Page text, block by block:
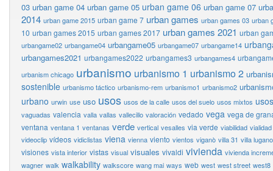
03 urban game 04 urban game 05 urban game 06 urban game 07
2014 urban game 2015 urban game 7 urban games urban games 03 urban
10 urban games 2015 urban games 2017 urban games 2021 urban
urbangame02 urbangame04 urbangame05 urbangame07 urbangame14
urbangames2021 urbangames2022 urbangames3 urbangames4
urbanism chicago urbanismo urbanismo 1 urbanismo 2
sostenible urbanismo táctico urbanismo-rem urbanismo1 urbanismo2
urbano urwin use uso usos usos de la calle usos del suelo usos mixtos
vaguadas valencia valla vallas vallecillo valoración vedado vega vega de
ventana ventana 1 ventanas verde vertical vesalles via verde viabilidad vialidad
videoclip vídeos vidiclistas viena vienna viento vientos viganò villa 31 villa lugano
visiones vista interior vistas visual visuales vivaldi vivienda vivienda
wagner walk walkability walkscore wang mai ways web west west street west8